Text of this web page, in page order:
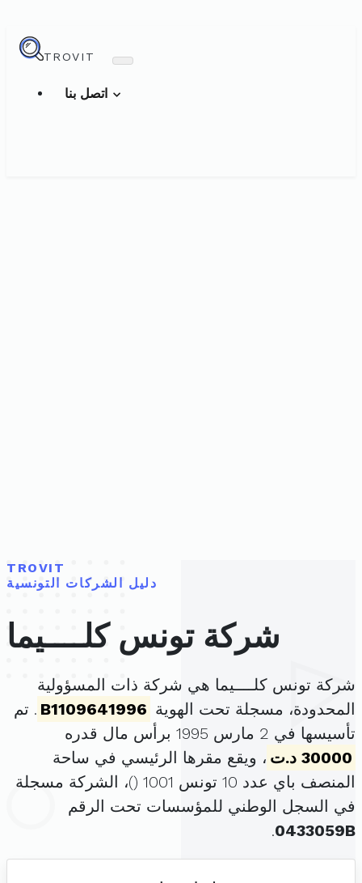
TROVIT
TROVIT
دليل الشركات التونسية
شركة تونس كلــــيما
شركة تونس كلــــيما هي شركة ذات المسؤولية
المحدودة، مسجلة تحت الهوية B1109641996 . تم
تأسيسها في 2 مارس 1995 برأس مال قدره
30000 د.ت
، ويقع مقرها الرئيسي في ساحة
المنصف باي عدد 10 تونس 1001 (
)، الشركة مسجلة
في السجل الوطني للمؤسسات تحت الرقم
0433059B
.